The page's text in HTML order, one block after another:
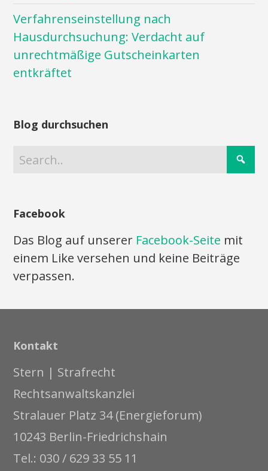
Verfahrenseinstellung nach
Hausdurchsuchung: Verdacht auf
unrechtmäßige Gutscheinkarten
entkräftet
Blog durchsuchen
Facebook
Das Blog auf unserer Facebook-Seite mit
einem Like versehen und keine Beiträge
verpassen.
Kontakt
Stern | Strafrecht
Rechtsanwaltskanzlei
Stralauer Platz 34 (Energieforum)
10243 Berlin-Friedrichshain
Tel.: 030 / 629 33 55 11